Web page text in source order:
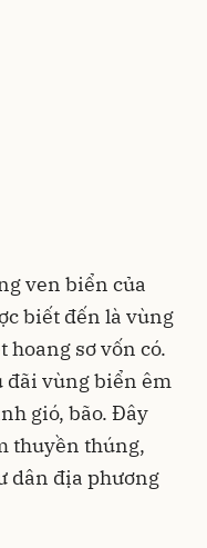
ven biển của
biết đến là vùng
sơ vốn có.
đãi vùng biển êm
gió, bão. Đây
thuyền thúng,
dân địa phương